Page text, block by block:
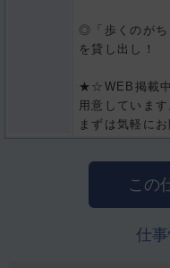
◎「歩くのがち
を貸し出し！
★☆WEB掲載中
用意しています
まずは気軽に
この
仕